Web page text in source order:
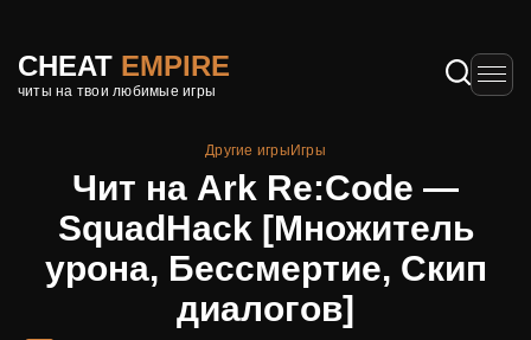
CHEAT EMPIRE
читы на твои любимые игры
Другие игры Игры
Чит на Ark Re:Code —
SquadHack [Множитель
урона, Бессмертие, Скип
диалогов]